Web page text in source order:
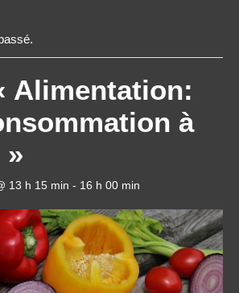
Alimentation:
à
»
13 h 15 min - 16 h 00 min